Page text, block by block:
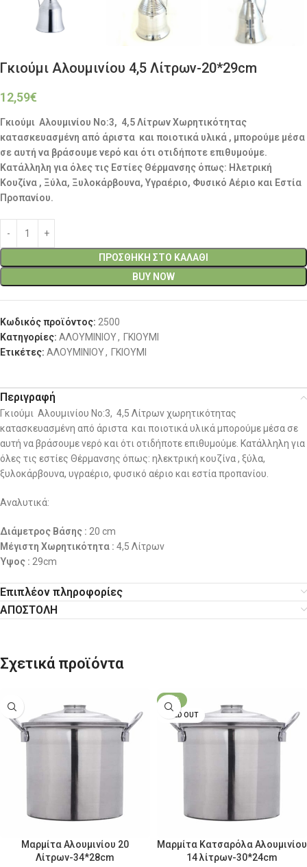
Γκιούμι Αλουμινίου 4,5 Λίτρων-20*29cm
12,59€
Γκιούμι Αλουμινίου No:3, 4,5 Λίτρων Χωρητικότητας
κατασκευασμένη από άριστα και ποιοτικά υλικά , μπορούμε μέσα
σε αυτή να βράσουμε νερό και ότι οτιδήποτε επιθυμούμε.
Κατάλληλη για όλες τις Εστίες Θέρμανσης όπως: Ηλετρική
Κουζίνα , Ξύλα, Ξυλοκάρβουνα, Υγραέριο, Φυσικό Αέριο και Εστία
Προπανίου.
ΠΡΟΣΘΉΚΗ ΣΤΟ ΚΑΛΆΘΙ
BUY NOW
Κωδικός προϊόντος: 2500
Κατηγορίες: ΑΛΟΥΜΙΝΙΟΥ, ΓΚΙΟΥΜΙ
Ετικέτες: ΑΛΟΥΜΙΝΙΟΥ, ΓΚΙΟΥΜΙ
Περιγραφή
Γκιούμι Αλουμινίου No:3, 4,5 Λίτρων χωρητικότητας
κατασκευασμένη από άριστα και ποιοτικά υλικά μπορούμε μέσα σε
αυτή να βράσουμε νερό και ότι οτιδήποτε επιθυμούμε. Κατάλληλη για
όλες τις εστίες Θέρμανσης όπως: ηλεκτρική κουζίνα , ξύλα,
ξυλοκάρβουνα, υγραέριο, φυσικό αέριο και εστία προπανίου.
Αναλυτικά:
Διάμετρος Βάσης : 20 cm
Μέγιστη Χωρητικότητα : 4,5 Λίτρων
Ύψος : 29cm
Επιπλέον πληροφορίες
ΑΠΟΣΤΟΛΗ
Σχετικά προϊόντα
Μαρμίτα Αλουμινίου 20
Λίτρων-34*28cm
-22%
SOLD OUT
Μαρμίτα Κατσαρόλα Αλουμινίου
14 λίτρων-30*24cm